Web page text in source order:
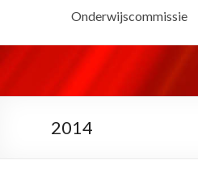
Onderwijscommissie
2014